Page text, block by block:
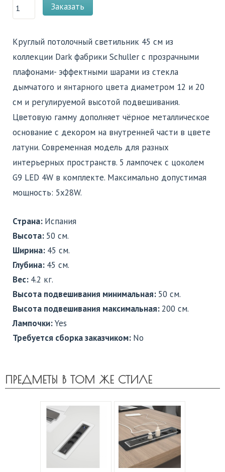
Заказать
Круглый потолочный светильник 45 см из
коллекции Dark фабрики Schuller с прозрачными
плафонами- эффектными шарами из стекла
дымчатого и янтарного цвета диаметром 12 и 20
см и регулируемой высотой подвешивания.
Цветовую гамму дополняет чёрное металлическое
основание с декором на внутренней части в цвете
латуни. Современная модель для разных
интерьерных пространств. 5 лампочек с цоколем
G9 LED 4W в комплекте. Максимально допустимая
мощность: 5x28W.
Страна: Испания
Высота: 50 см.
Ширина: 45 см.
Глубина: 45 см.
Вес: 4.2 кг.
Высота подвешивания минимальная: 50 см.
Высота подвешивания максимальная:200 см.
Лампочки:Yes
Требуется сборка заказчиком: No
ПРЕДМЕТЫ В ТОМ ЖЕ СТИЛЕ